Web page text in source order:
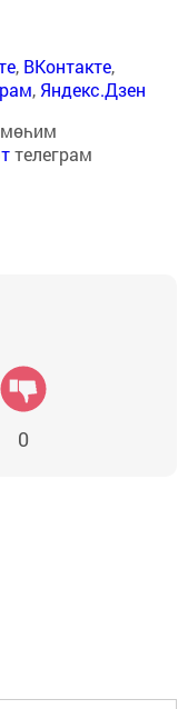
, ВКонтакте,
, Яндекс.Дзен
телеграм
0